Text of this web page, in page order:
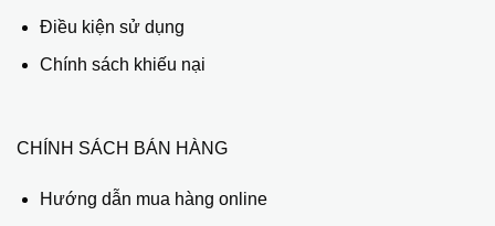
Điều kiện sử dụng
Chính sách khiếu nại
CHÍNH SÁCH BÁN HÀNG
Hướng dẫn mua hàng online